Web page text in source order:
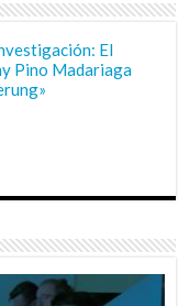
El
Pino Madariaga